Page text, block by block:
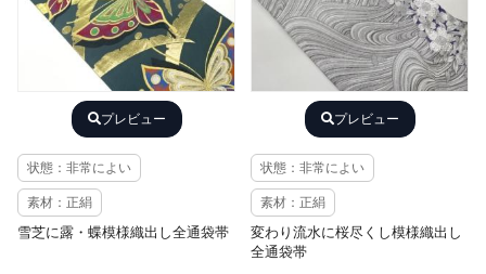
プレビュー
状態：非常によい
素材：正絹
雪芝に露・蝶模様織出し全通袋帯
プレビュー
状態：非常によい
素材：正絹
変わり流水に桜尽くし模様織出し
全通袋帯